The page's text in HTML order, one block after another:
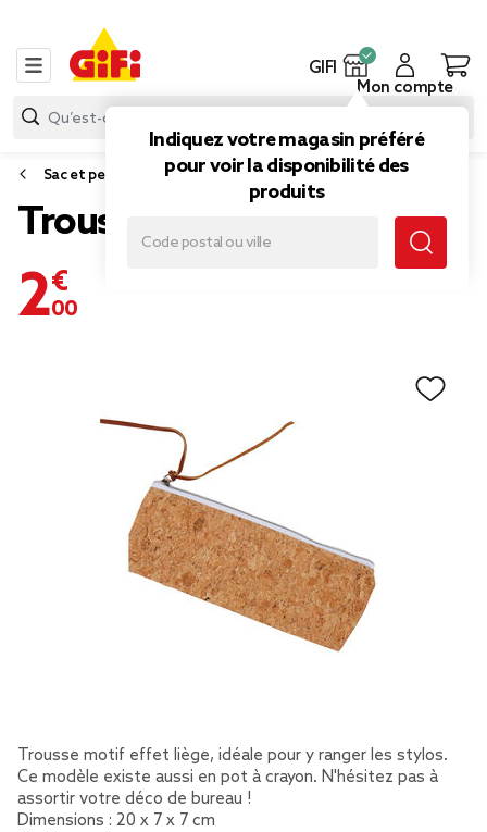
GIFI
Indiquez votre magasin préféré
pour voir la disponibilité des
produits
Mon compte
Sac et petite maroquinerie
Trousse motif effet liège
2,00 €
Trousse motif effet liège, idéale pour y ranger les stylos.
Ce modèle existe aussi en pot à crayon. N'hésitez pas à
assortir votre déco de bureau !
Dimensions : 20 x 7 x 7 cm